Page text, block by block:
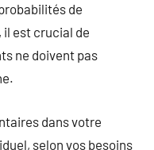
de
est crucial de
ne doivent pas
dans votre
selon vos besoins